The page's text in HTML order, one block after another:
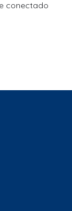
conectado